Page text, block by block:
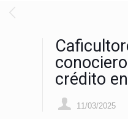
crédito
11/03/2025